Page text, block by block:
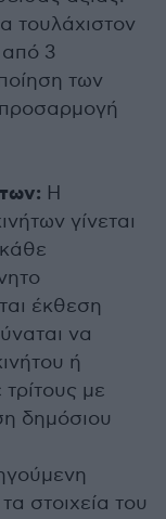
τουλάχιστον
από 3
των
Η
γίνεται
έκθεση
να
ή
με
δημόσιου
στοιχεία του